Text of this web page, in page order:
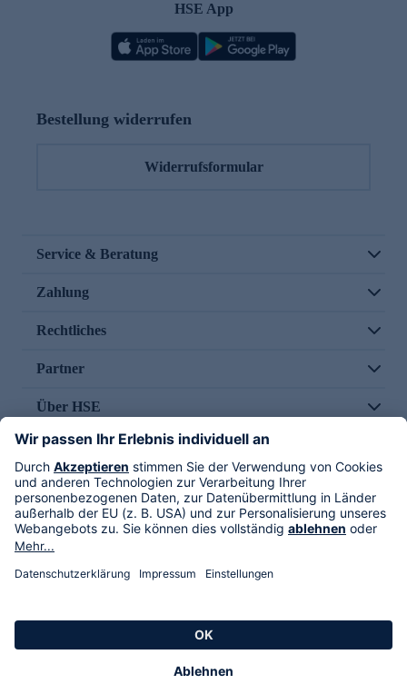
HSE App
Bestellung widerrufen
Widerrufsformular
Service & Beratung
Zahlung
Rechtliches
Partner
Über HSE
Im TV
HSE International